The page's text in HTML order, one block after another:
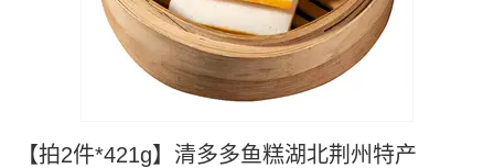
【拍2件*421g】清多多鱼糕湖北荆州特产